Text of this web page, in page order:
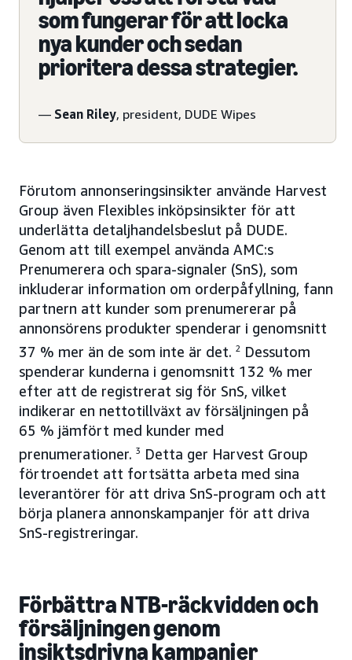
som fungerar för att locka
nya kunder och sedan
prioritera dessa strategier.
— Sean Riley, president, DUDE Wipes
Förutom annonseringsinsikter använde Harvest
Group även Flexibles inköpsinsikter för att
underlätta detaljhandelsbeslut på DUDE.
Genom att till exempel använda AMC:s
Prenumerera och spara-signaler (SnS), som
inkluderar information om orderpåfyllning, fann
partnern att kunder som prenumererar på
annonsörens produkter spenderar i genomsnitt
37 % mer än de som inte är det. 2
Dessutom
spenderar kunderna i genomsnitt 132 % mer
efter att de registrerat sig för SnS, vilket
indikerar en nettotillväxt av försäljningen på
65 % jämfört med kunder med
prenumerationer. 3
Detta ger Harvest Group
förtroendet att fortsätta arbeta med sina
leverantörer för att driva SnS-program och att
börja planera annonskampanjer för att driva
SnS-registreringar.
Förbättra NTB-räckvidden och
försäljningen genom
insiktsdrivna kampanjer